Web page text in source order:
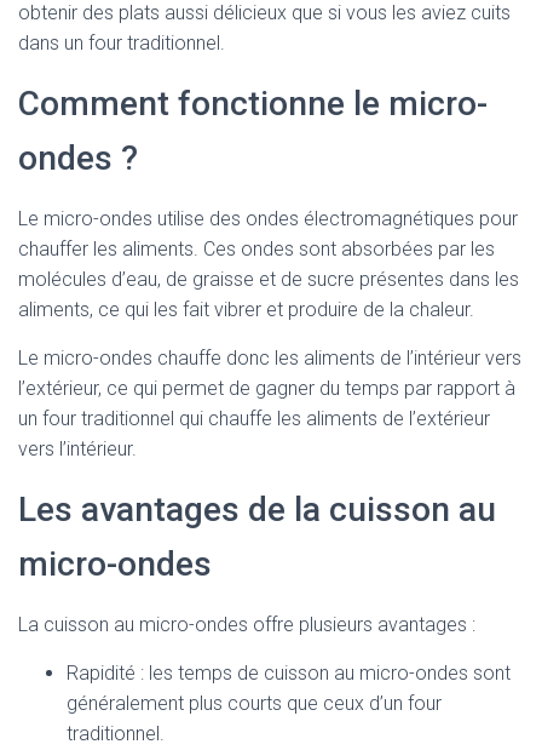
obtenir des plats aussi délicieux que si vous les aviez cuits
dans un four traditionnel.
Comment fonctionne le micro-
ondes ?
Le micro-ondes utilise des ondes électromagnétiques pour
chauffer les aliments. Ces ondes sont absorbées par les
molécules d’eau, de graisse et de sucre présentes dans les
aliments, ce qui les fait vibrer et produire de la chaleur.
Le micro-ondes chauffe donc les aliments de l’intérieur vers
l’extérieur, ce qui permet de gagner du temps par rapport à
un four traditionnel qui chauffe les aliments de l’extérieur
vers l’intérieur.
Les avantages de la cuisson au
micro-ondes
La cuisson au micro-ondes offre plusieurs avantages :
Rapidité : les temps de cuisson au micro-ondes sont
généralement plus courts que ceux d’un four
traditionnel.